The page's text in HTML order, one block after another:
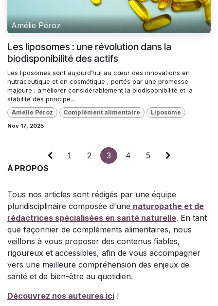
Amélie Péroz
Les liposomes : une révolution dans la
biodisponibilité des actifs
Les liposomes sont aujourd’hui au cœur des innovations en
nutraceutique et en cosmétique , portés par une promesse
majeure : améliorer considérablement la biodisponibilité et la
stabilité des principe...
Amélie Péroz Complément alimentaire Liposome
Nov 17, 2025
1 2 3 4
5
À PROPOS
Tous nos articles sont rédigés par une équipe
pluridisciplinaire composée d'une naturopathe et de
rédactrices spécialisées en santé naturelle. En tant
que façonnier de compléments alimentaires, nous
veillons à vous proposer des contenus fiables,
rigoureux et accessibles, afin de vous accompagner
vers une meilleure compréhension des enjeux de
santé et de bien-être au quotidien.
Découvrez nos auteures ici !